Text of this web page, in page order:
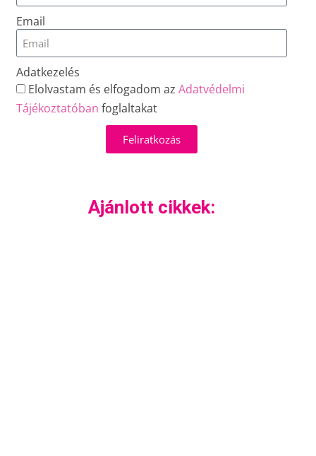
Email
Adatkezelés
Elolvastam és elfogadom azAdatvédelmi
Tájékoztatóban foglaltakat
Feliratkozás
Ajánlott cikkek: